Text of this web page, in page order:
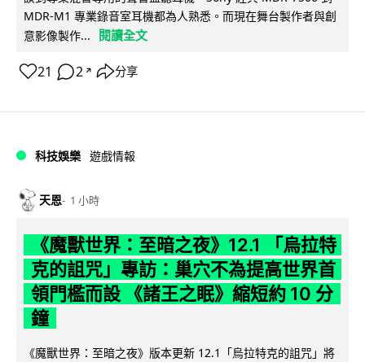
MDR-M1 專業錄音室耳機都為人熟悉。而現在舞台製作者與創
意影像製作...
閱讀全文
21 2 ↗ 分享
科技娛樂 遊戲情報
天恩 1 小時
《魔獸世界：至暗之夜》12.1 「烏拉特
克的詛咒」專訪：巢穴不為提高世界首
領門檻而設 《諸王之眠》縮短約 10 分
鐘
《魔獸世界：至暗之夜》版本更新 12.1「烏拉特克的詛咒」將